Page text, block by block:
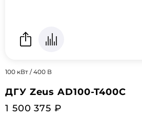
100 кВт / 400 В
ДГУ Zeus AD100-T400C
1 500 375 ₽